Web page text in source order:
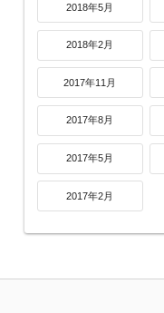
2018年5月
2018年2月
2017年11月
2017年8月
2017年5月
2017年2月